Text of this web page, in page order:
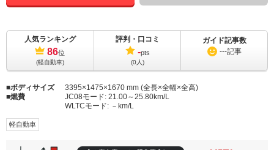
人気ランキング
86位
(軽自動車)
評判・口コミ
-pts
(0人)
ガイド記事数
---記事
ボディサイズ
3395×1475×1670 mm (全長×全幅×全高)
燃費
JC08モード: 21.00～25.80km/L
WLTCモード: －km/L
軽自動車